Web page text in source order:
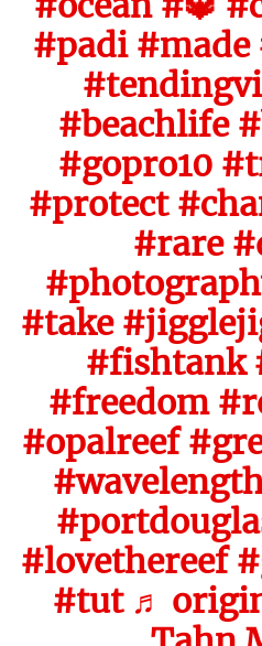
#padi #made
#beachlife
#gopro10
#protect
#rare
#take
#fishtank
#freedom
#opalreef
#lovethereef
#tut ♬